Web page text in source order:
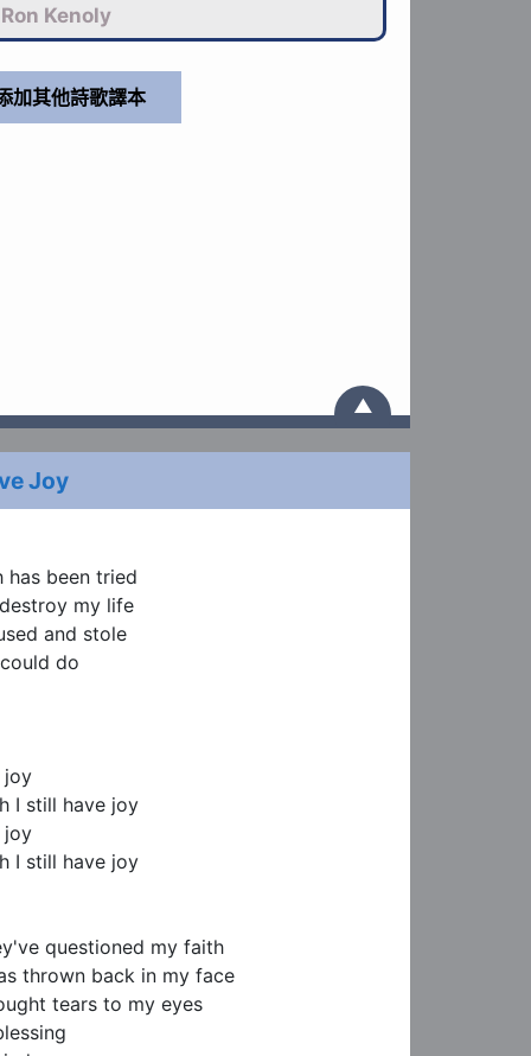
Ron Kenoly
▲
Joy
has been tried
my life
and stole
do
joy
I still have joy
joy
I still have joy
questioned my faith
thrown back in my face
tears to my eyes